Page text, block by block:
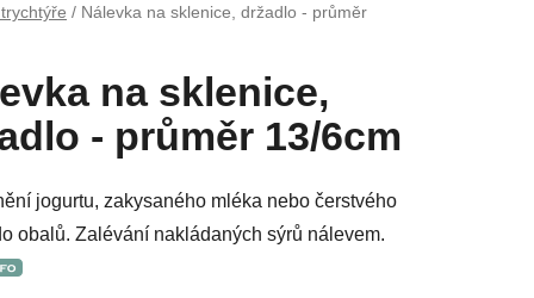
/ Nálevka na sklenice, držadlo - průměr
na sklenice,
- průměr 13/6cm
jogurtu, zakysaného mléka nebo čerstvého
obalů. Zalévání nakládaných sýrů nálevem.